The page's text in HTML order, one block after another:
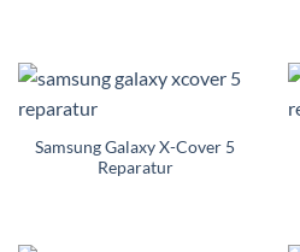
Samsung Galaxy X-Cover 5
Reparatur